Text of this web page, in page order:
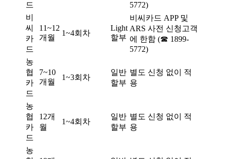
드
5772)
비
씨
카
드
11~12
개월
1~4회차
Light
할부
비씨카드 APP 및
ARS 사전 신청고객
에 한함 (☎ 1899-
5772)
농
협
카
드
7~10
개월
1~3회차
일반
할부
별도 신청 없이 적
용
농
협
카
드
12개
월
1~4회차
일반
할부
별도 신청 없이 적
용
농